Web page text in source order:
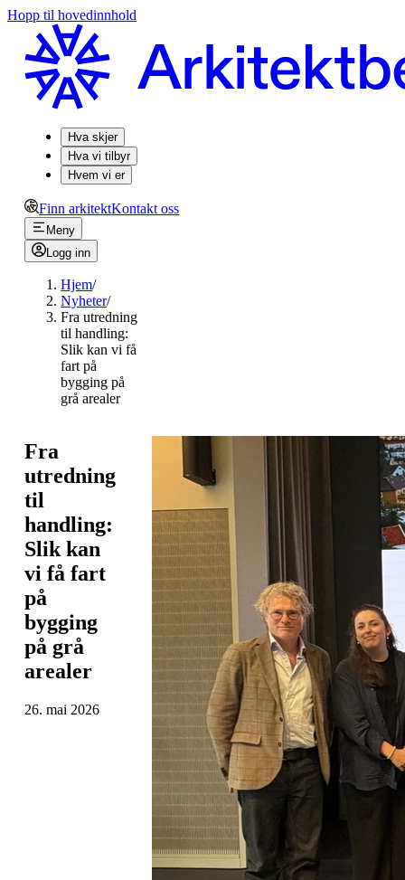
Hopp til hovedinnhold
Hva skjer
Hva vi tilbyr
Hvem vi er
Finn arkitektKontakt oss
Meny
Logg inn
Hjem/
Nyheter/
Fra utredning
til handling:
Slik kan vi få
fart på
bygging på
grå arealer
Fra
utredning
til
handling:
Slik kan
vi få fart
på
bygging
på grå
arealer
26. mai 2026